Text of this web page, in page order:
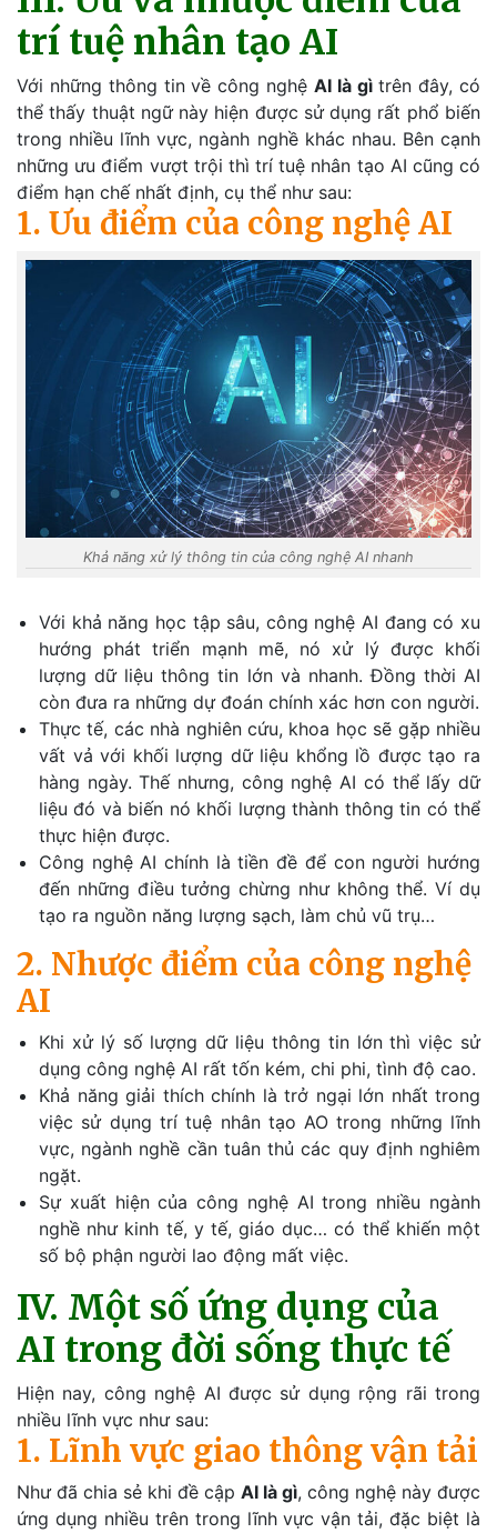
trí tuệ nhân tạo AI
Với những thông tin về công nghệ AI là gìtrên đây, có
thể thấy thuật ngữ này hiện được sử dụng rất phổ biến
trong nhiều lĩnh vực, ngành nghề khác nhau. Bên cạnh
những ưu điểm vượt trội thì trí tuệ nhân tạo AI cũng có
điểm hạn chế nhất định, cụ thể như sau:
1. Ưu điểm của công nghệ AI
Khả năng xử lý thông tin của công nghệ AI nhanh
Với khả năng học tập sâu, công nghệ AI đang có xu
hướng phát triển mạnh mẽ, nó xử lý được khối
lượng dữ liệu thông tin lớn và nhanh. Đồng thời AI
còn đưa ra những dự đoán chính xác hơn con người.
Thực tế, các nhà nghiên cứu, khoa học sẽ gặp nhiều
vất vả với khối lượng dữ liệu khổng lồ được tạo ra
hàng ngày. Thế nhưng, công nghệ AI có thể lấy dữ
liệu đó và biến nó khối lượng thành thông tin có thể
thực hiện được.
Công nghệ AI chính là tiền đề để con người hướng
đến những điều tưởng chừng như không thể. Ví dụ
tạo ra nguồn năng lượng sạch, làm chủ vũ trụ…
2. Nhược điểm của công nghệ
AI
Khi xử lý số lượng dữ liệu thông tin lớn thì việc sử
dụng công nghệ AI rất tốn kém, chi phi, tình độ cao.
Khả năng giải thích chính là trở ngại lớn nhất trong
việc sử dụng trí tuệ nhân tạo AO trong những lĩnh
vực, ngành nghề cần tuân thủ các quy định nghiêm
ngặt.
Sự xuất hiện của công nghệ AI trong nhiều ngành
nghề như kinh tế, y tế, giáo dục… có thể khiến một
số bộ phận người lao động mất việc.
IV. Một số ứng dụng của
AI trong đời sống thực tế
Hiện nay, công nghệ AI được sử dụng rộng rãi trong
nhiều lĩnh vực như sau:
1. Lĩnh vực giao thông vận tải
Như đã chia sẻ khi đề cập AI là gì, công nghệ này được
ứng dụng nhiều trên trong lĩnh vực vận tải, đặc biệt là